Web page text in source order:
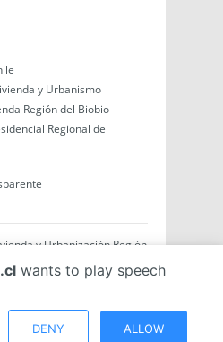
y Urbanismo
Región del Biobio
Regional del
y Urbanización Región
Todo el contenido de este
wants to play speech
DENY ALLOW